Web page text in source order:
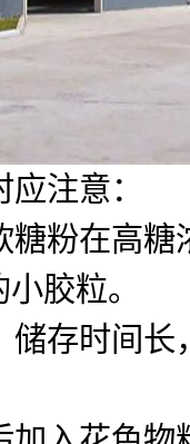
注意：
糖粉在高
胶粒。
储存时间